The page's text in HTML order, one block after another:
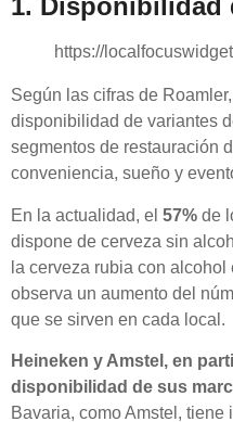
1. Disponibilidad
https://
Según las cifras de
disponibilidad de variantes
segmentos de restauración
conveniencia, sueño y
En la actualidad, el 57% de
dispone de cerveza sin
la cerveza rubia con alcohol
observa un aumento del
que se sirven en cada local.
Heineken y Amstel, en
disponibilidad de sus
Bavaria, como Amstel, tiene